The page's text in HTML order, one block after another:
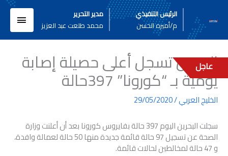
المحتوى
الرئيس التنفيذي
م/أميره الحسن
مدير التحرير
محمد طلعت عبد العزيز
عاجل
البحرين تسجل أعلى حصيلة إصابة
يومية بـ “كورونا” 397حالة
الخليج العربي/
29/05/2020
سجلت البحرين اليوم 397 حالة بفايروس كورونا بعد أن أعلنت وزارة
الصحة عن تسجيل 97 حالة قائمة جديدة منها 50 حالة لعمالة وافدة،
و 47 حالة لمخالطين لحالات قائمة.